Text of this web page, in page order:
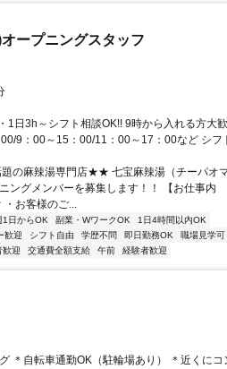
ープニングスタッフ
日3h～シフト相談OK!! 9時から入れる方大歓
9：00～15：00/11：00～17：00など シフ
の麻辣湯専門店★★ 七宝麻辣湯（チーパオ
ングメンバーを募集します！！ 【お仕事内
・お客様のご...
1日からOK 副業・WワークOK
1日4時間以内OK
歓迎 シフト自由 学歴不問 即日勤務OK
職場見学可
歓迎 交通費全額支給 午前 経験者歓迎
＊自転車通勤OK（駐輪場あり） ＊近くにコ